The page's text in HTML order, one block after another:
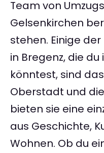
Team von
Gelsenkirchen
stehen. Einige
in Bregenz, die
könntest, sind
Oberstadt und
bieten sie eine
aus Geschichte,
Wohnen. Ob du